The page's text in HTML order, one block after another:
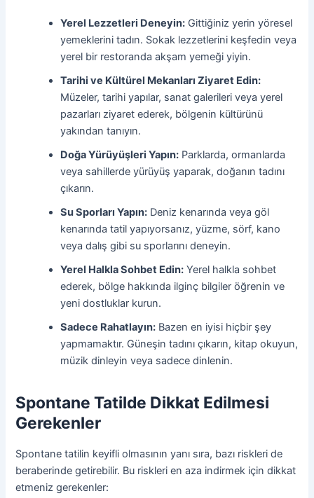
Yerel Lezzetleri Deneyin: Gittiğiniz yerin yöresel
yemeklerini tadın. Sokak lezzetlerini keşfedin veya
yerel bir restoranda akşam yemeği yiyin.
Tarihi ve Kültürel Mekanları Ziyaret Edin:
Müzeler, tarihi yapılar, sanat galerileri veya yerel
pazarları ziyaret ederek, bölgenin kültürünü
yakından tanıyın.
Doğa Yürüyüşleri Yapın: Parklarda, ormanlarda
veya sahillerde yürüyüş yaparak, doğanın tadını
çıkarın.
Su Sporları Yapın: Deniz kenarında veya göl
kenarında tatil yapıyorsanız, yüzme, sörf, kano
veya dalış gibi su sporlarını deneyin.
Yerel Halkla Sohbet Edin: Yerel halkla sohbet
ederek, bölge hakkında ilginç bilgiler öğrenin ve
yeni dostluklar kurun.
Sadece Rahatlayın: Bazen en iyisi hiçbir şey
yapmamaktır. Güneşin tadını çıkarın, kitap okuyun,
müzik dinleyin veya sadece dinlenin.
Spontane Tatilde Dikkat Edilmesi
Gerekenler
Spontane tatilin keyifli olmasının yanı sıra, bazı riskleri de
beraberinde getirebilir. Bu riskleri en aza indirmek için dikkat
etmeniz gerekenler: